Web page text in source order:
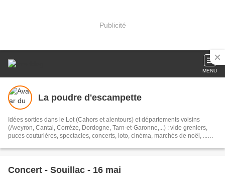
Publicité
MENU
La poudre d'escampette
Idées sorties dans le Lot (Cahors et alentours) et départements voisins
(Aveyron, Cantal, Corrèze, Dordogne, Tarn-et-Garonne,...) : vide greniers,
puces couturières, spectacles, concerts, loto, cinéma, marchés de noël, ...
Concert - Souillac - 16 mai